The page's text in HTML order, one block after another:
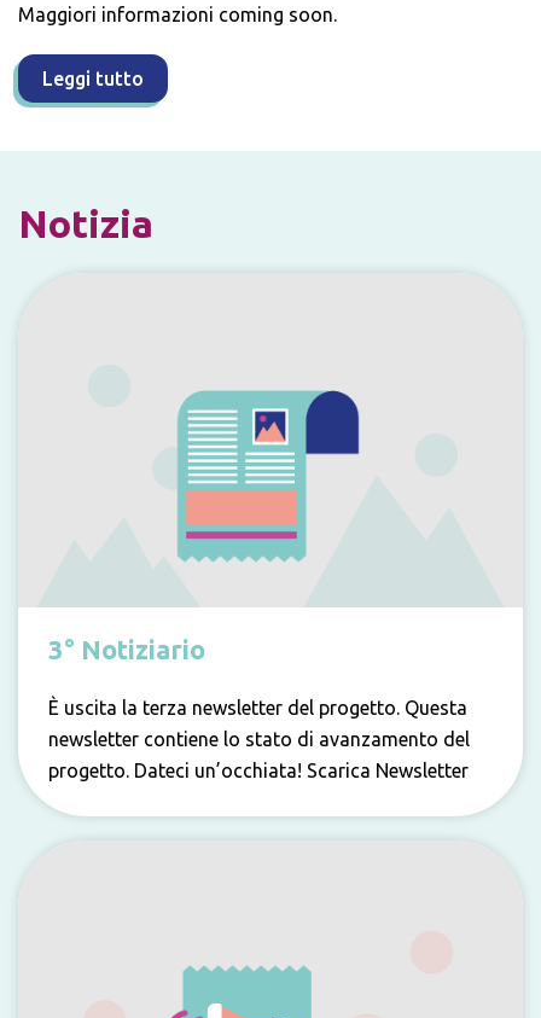
Maggiori informazioni coming soon.
Leggi tutto
Notizia
3° Notiziario
È uscita la terza newsletter del progetto. Questa
newsletter contiene lo stato di avanzamento del
progetto. Dateci un’occhiata! Scarica Newsletter